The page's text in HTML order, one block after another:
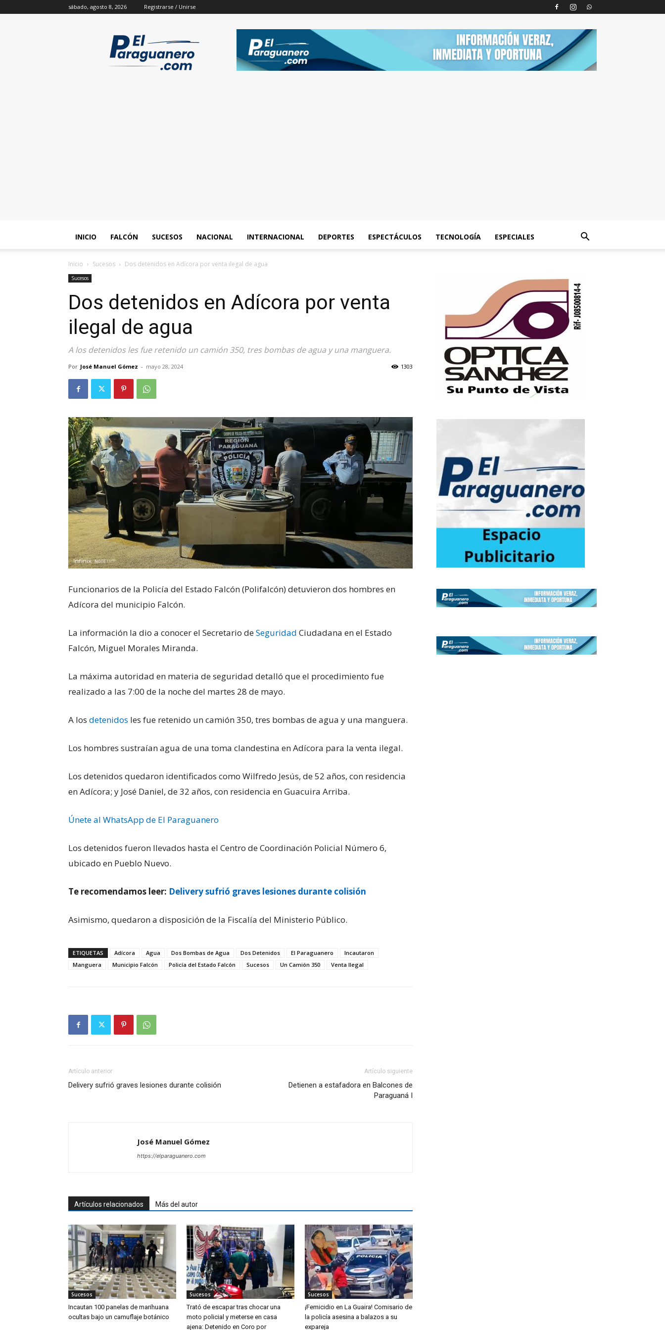
sábado, agosto 8, 2026 Registrarse / Unirse
INICIO FALCÓN SUCESOS NACIONAL INTERNACIONAL DEPORTES ESPECTÁCULOS TECNOLOGÍA ESPECIALES
Inicio Sucesos Dos detenidos en Adícora por venta ilegal de agua
Sucesos
Dos detenidos en Adícora por venta
ilegal de agua
A los detenidos les fue retenido un camión 350, tres bombas de agua y una manguera.
Por José Manuel Gómez - mayo 28, 2024 1303
Funcionarios de la Policía del Estado Falcón (Polifalcón) detuvieron dos hombres en
Adícora del municipio Falcón.
La información la dio a conocer el Secretario deSeguridad Ciudadana en el Estado
Falcón, Miguel Morales Miranda.
La máxima autoridad en materia de seguridad detalló que el procedimiento fue
realizado a las 7:00 de la noche del martes 28 de mayo.
A los detenidos les fue retenido un camión 350, tres bombas de agua y una manguera.
Los hombres sustraían agua de una toma clandestina en Adícora para la venta ilegal.
Los detenidos quedaron identificados como Wilfredo Jesús, de 52 años, con residencia
en Adícora; y José Daniel, de 32 años, con residencia en Guacuira Arriba.
Únete al WhatsApp de El Paraguanero
Los detenidos fueron llevados hasta el Centro de Coordinación Policial Número 6,
ubicado en Pueblo Nuevo.
Te recomendamos leer: Delivery sufrió graves lesiones durante colisión
Asimismo, quedaron a disposición de la Fiscalía del Ministerio Público.
ETIQUETAS Adícora Agua Dos Bombas de Agua Dos Detenidos El Paraguanero
Incautaron
Manguera
Municipio Falcón Policía del Estado Falcón Sucesos Un Camión 350 Venta Ilegal
Artículo anterior
Delivery sufrió graves lesiones durante colisión
Artículo siguiente
Detienen a estafadora en Balcones de
Paraguaná I
José Manuel Gómez
https://elparaguanero.com
Artículos relacionados Más del autor
Sucesos
Incautan 100 panelas de marihuana
ocultas bajo un camuflaje botánico
Sucesos
Trató de escapar tras chocar una
moto policial y meterse en casa
ajena: Detenido en Coro por
Sucesos
¡Femicidio en La Guaira! Comisario de
la policía asesina a balazos a su
expareja